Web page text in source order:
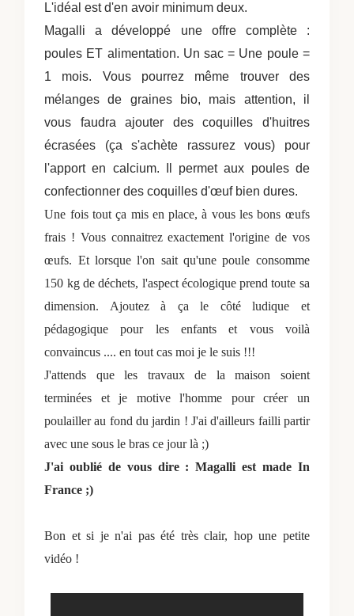
L'idéal est d'en avoir minimum deux.
Magalli a développé une offre complète :
poules ET alimentation. Un sac = Une poule =
1 mois. Vous pourrez même trouver des
mélanges de graines bio, mais attention, il
vous faudra ajouter des coquilles d'huitres
écrasées (ça s'achète rassurez vous) pour
l'apport en calcium. Il permet aux poules de
confectionner des coquilles d'œuf bien dures.
Une fois tout ça mis en place, à vous les bons œufs
frais ! Vous connaitrez exactement l'origine de vos
œufs. Et lorsque l'on sait qu'une poule consomme
150 kg de déchets, l'aspect écologique prend toute sa
dimension. Ajoutez à ça le côté ludique et
pédagogique pour les enfants et vous voilà
convaincus .... en tout cas moi je le suis !!!
J'attends que les travaux de la maison soient
terminées et je motive l'homme pour créer un
poulailler au fond du jardin ! J'ai d'ailleurs failli partir
avec une sous le bras ce jour là ;)
J'ai oublié de vous dire : Magalli est made In
France ;)
Bon et si je n'ai pas été très clair, hop une petite
vidéo !